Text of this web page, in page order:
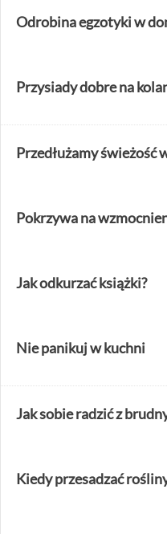
Odrobina egzotyki w
Przysiady dobre na
Przedłużamy świeżość
Pokrzywa na
Jak odkurzać książki?
Nie panikuj w kuchni
Jak sobie radzić z
Kiedy przesadzać